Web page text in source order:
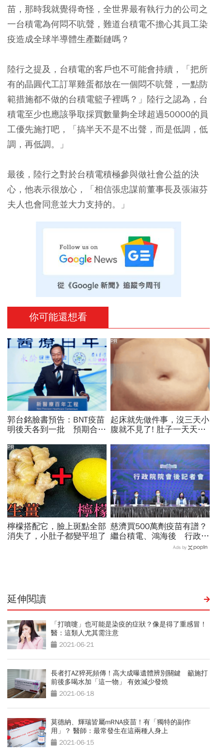
苗，那時我就覺得奇怪，全世界最有執行力的公司之
一台積電為何悶不吭聲，難道台積電不擔心其員工染
疫造成全球半導體生產斷鏈嗎？
陸行之提及，台積電的客戶也不可能會持續，「把所
有的晶圓代工訂單雞蛋都放在一個悶不吭聲，一點防
範措施都不做的台積電籃子裡嗎？」陸行之認為，台
積電至少也應該爭取採買數量夠全球超過50000的員
工優先施打吧，「搞半天不是不出聲，而是低調，低
調，再低調。」
最後，陸行之對於台積電積極參與做社會公益的決
心，他表示很放心，「相信張忠謀前董事長及張淑芬
夫人也會同意並大力支持的。」
你可能還想看
郭台銘臉書預告：BNT疫苗
明後天各到一批 預期合計
起床就先做件事，沒三天小
腹就不見了! 肚子一天天變
PR
檸檬搭配它，臉上斑點全部
消失了，小肚子都變平坦了
PR
慈濟買500萬劑疫苗有譜？
繼台積電、鴻海後 行政院
為慈濟成立「疫苗捐台灣專
Ads by
延伸閱讀
「打噴嚏」也可能是染疫的症狀？像是得了重感冒！
醫：這類人尤其需注意
2021-06-21
長者打AZ猝死頻傳！高大成曝遺體辨別關鍵 籲施打
前後多喝水加「這一物」 有效減少發燒
2021-06-18
莫德納、輝瑞皆屬mRNA疫苗！有「獨特的副作
用」？ 醫師：最常發生在這兩種人身上
2021-06-15